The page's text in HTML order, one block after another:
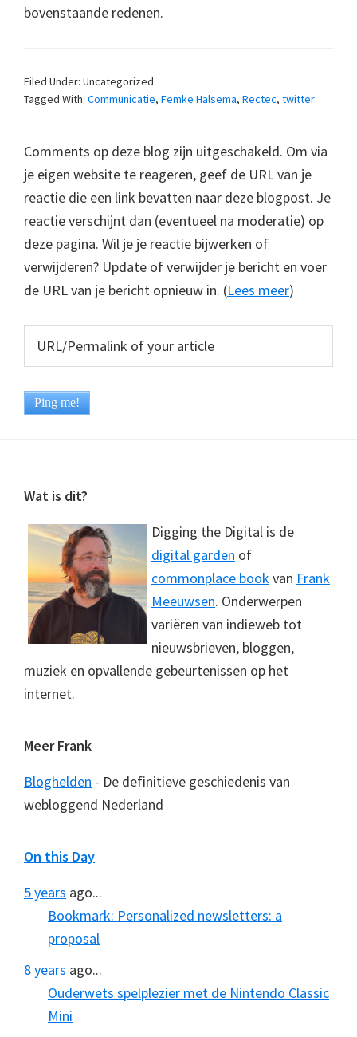
bovenstaande redenen.
Filed Under: Uncategorized
Tagged With: Communicatie, Femke Halsema, Rectec, twitter
Comments op deze blog zijn uitgeschakeld. Om via
je eigen website te reageren, geef de URL van je
reactie die een link bevatten naar deze blogpost. Je
reactie verschijnt dan (eventueel na moderatie) op
deze pagina. Wil je je reactie bijwerken of
verwijderen? Update of verwijder je bericht en voer
de URL van je bericht opnieuw in. (Lees meer)
Footer
Wat is dit?
Digging the Digital is de
digital garden of
commonplace bookvan Frank
Meeuwsen. Onderwerpen
variëren van indieweb tot
nieuwsbrieven, bloggen,
muziek en opvallende gebeurtenissen op het
internet.
Meer Frank
Bloghelden - De definitieve geschiedenis van
webloggend Nederland
On this Day
5 years ago...
Bookmark: Personalized newsletters: a
proposal
8 years ago...
Ouderwets spelplezier met de Nintendo Classic
Mini